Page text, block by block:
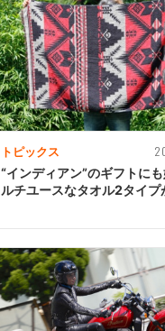
トピックス
“インディアン”のギフトに
ルチユースなタオル2タイプ